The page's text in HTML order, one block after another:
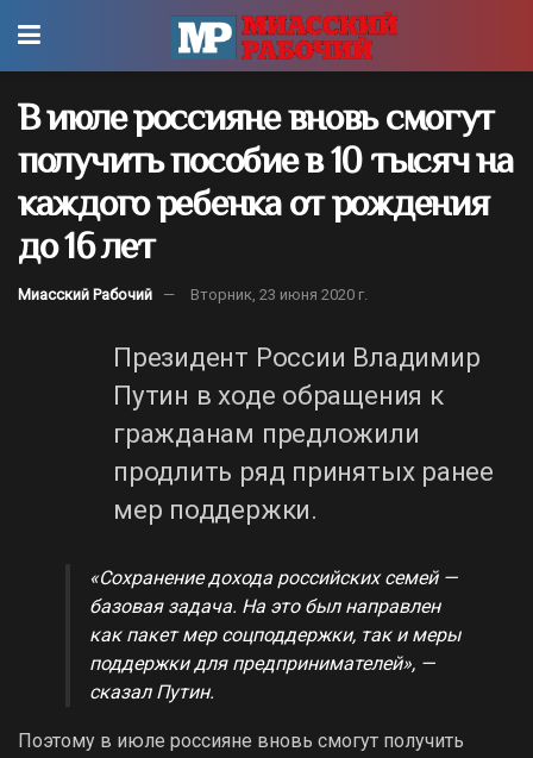
В июле россияне вновь смогут
получить пособие в 10 тысяч на
каждого ребенка от рождения
до 16 лет
Миасский Рабочий Вторник, 23 июня 2020 г.
Президент России Владимир
Путин в ходе обращения к
гражданам предложили
продлить ряд принятых ранее
мер поддержки.
«Сохранение дохода российских семей —
базовая задача. На это был направлен
как пакет мер соцподдержки, так и меры
поддержки для предпринимателей», —
сказал Путин.
Поэтому в июле россияне вновь смогут получить